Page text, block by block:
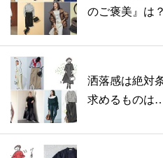
のご褒美』は
洒落感は絶対
求めるものは